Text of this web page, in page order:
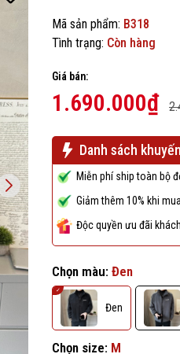
Mã sản phẩm: B318
Tình trạng: Còn hàng
Giá bán:
1.690.000₫
Danh sách
Miễn phí ship toàn bộ
Giảm thêm 10% khi
Độc quyền ưu đãi
Chọn màu: Đen
Đen
Chọn size: M